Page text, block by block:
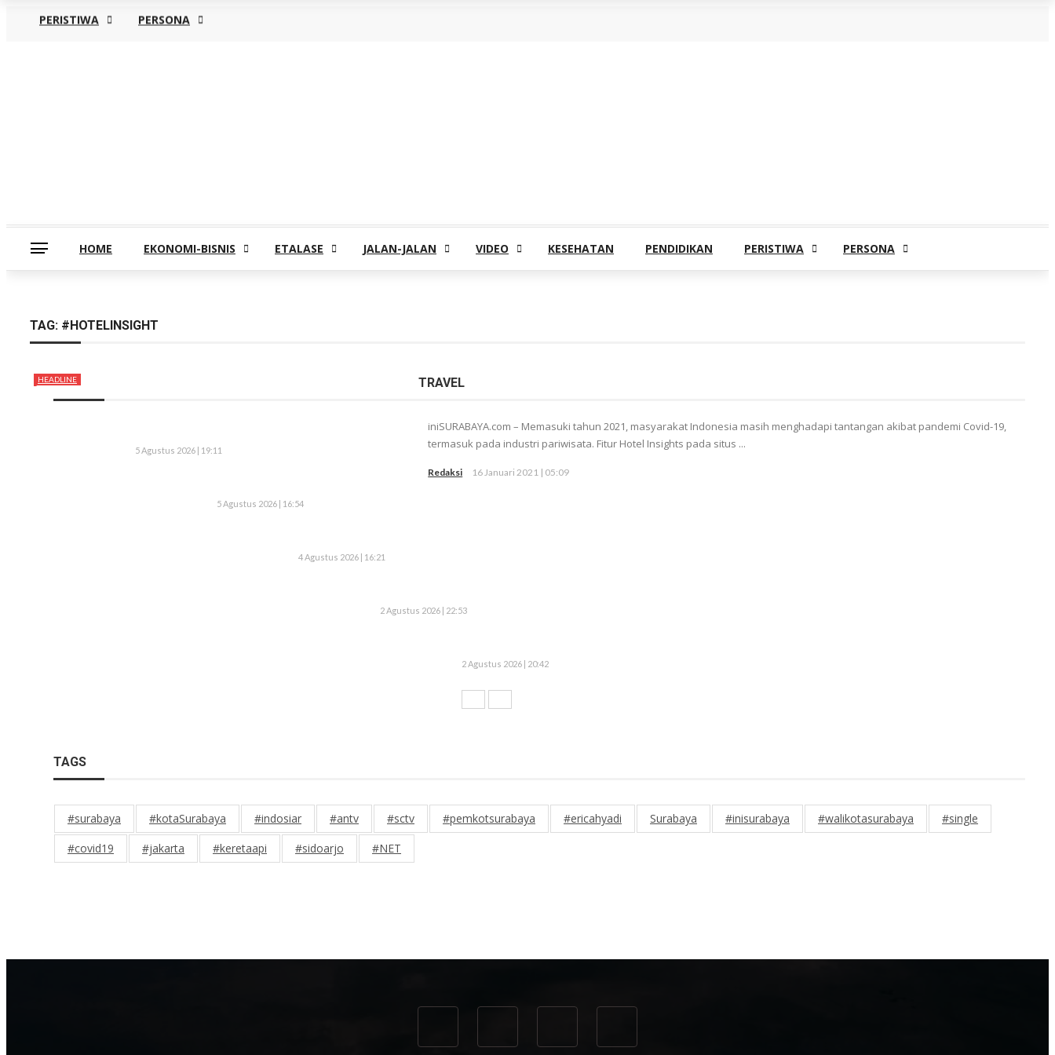
HOME EKONOMI-BISNIS ETALASE JALAN-JALAN VIDEO KESEHATAN PENDIDIKAN PERISTIWA PERSONA
PERISTIWA PERSONA
TAG: #HOTELINSIGHT
HEADLINE
iniSURABAYA.com – Memasuki tahun 2021, masyarakat Indonesia masih menghadapi tantangan akibat pandemi Covid-19,
termasuk pada industri pariwisata. Fitur Hotel Insights pada situs ...
Redaksi 16 Januari 2021 | 05:09
TRAVEL
5 Agustus 2026 | 19:11
5 Agustus 2026 | 16:54
4 Agustus 2026 | 16:21
2 Agustus 2026 | 22:53
2 Agustus 2026 | 20:42
TAGS
#surabaya #kotaSurabaya #indosiar #antv #sctv #pemkotsurabaya #ericahyadi Surabaya #inisurabaya #walikotasurabaya
#single
#covid19
#jakarta #keretaapi #sidoarjo #NET